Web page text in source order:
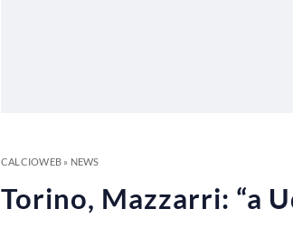
CALCIOWEB» NEWS
Torino, Mazzarri: “a